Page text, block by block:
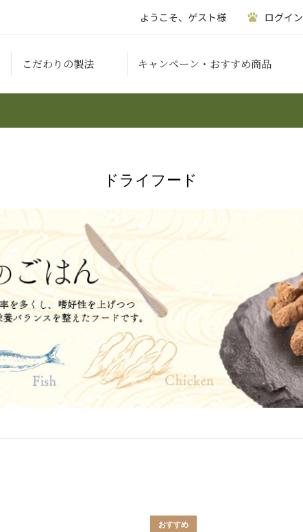
ようこそ、ゲスト様 ログイン
こだわりの製法 キャンペーン・おすすめ商品
ドライフード